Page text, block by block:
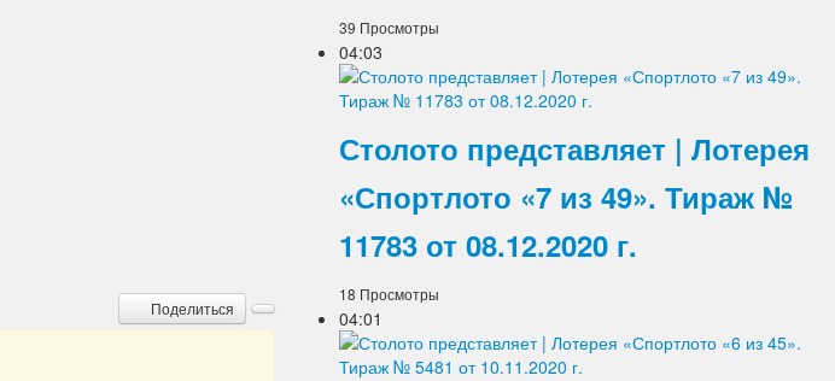
Поделиться
39 Просмотры
04:03
Столото представляет | Лотерея
«Спортлото «7 из 49». Тираж №
11783 от 08.12.2020 г.
18 Просмотры
04:01